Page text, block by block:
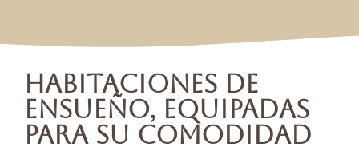
Habitaciones de
Ensueño, Equipadas
para su Comodidad